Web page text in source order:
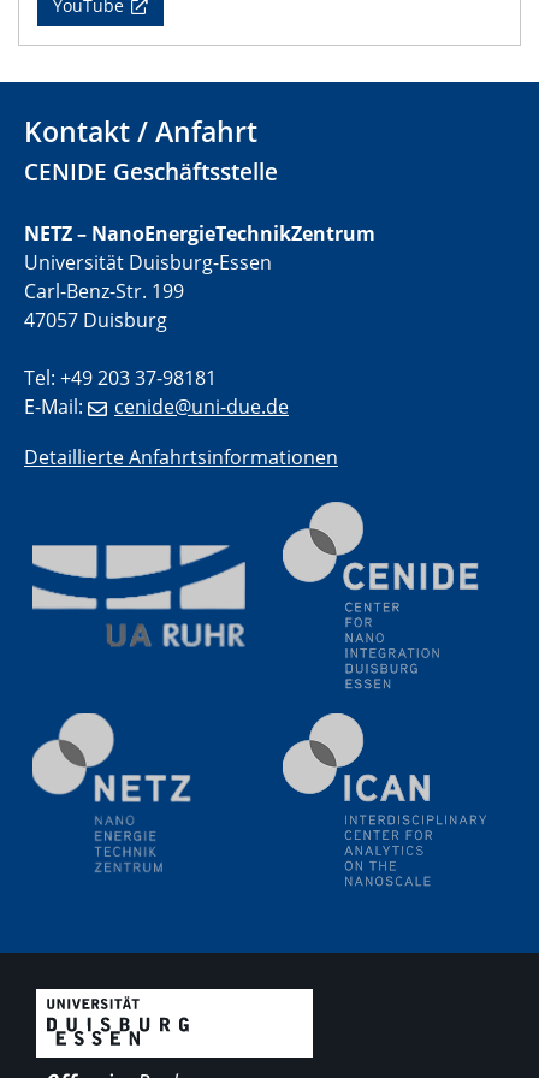
11.06.2024
SFB 1242 Kolloquium
investigated by time-resolved X-ray absorption
GDCh Kolloquium
Festkolloquium Verleihung des Zellner-
Wissenschaftspreises Preisträgerin: Dr. Viktorija
Glembockyté Ludwig-Maximilians-Universität München
12.06.2024
Physikalisches Kolloquium
13.06.2024
18.06.2024
SFB/TRR 270 Kolloquium
Polo – Research Laboratories for Emerging Technologies
in Cooling and Thermophysics, Federal University of
Santa Catarina
18.06.2024
MPI SusMat
Hydrogen effects on the deformation and fracture of
alloys
19.06.2024
Physikalisches Kolloquium
26.06.2024
Physikalisches Kolloquium
YouTube
Kontakt / Anfahrt
CENIDE Geschäftsstelle
NETZ – NanoEnergieTechnikZentrum
Universität Duisburg-Essen
Carl-Benz-Str. 199
47057 Duisburg
Tel: +49 203 37-98181
E-Mail:
cenide@uni-due.de
Detaillierte Anfahrtsinformationen